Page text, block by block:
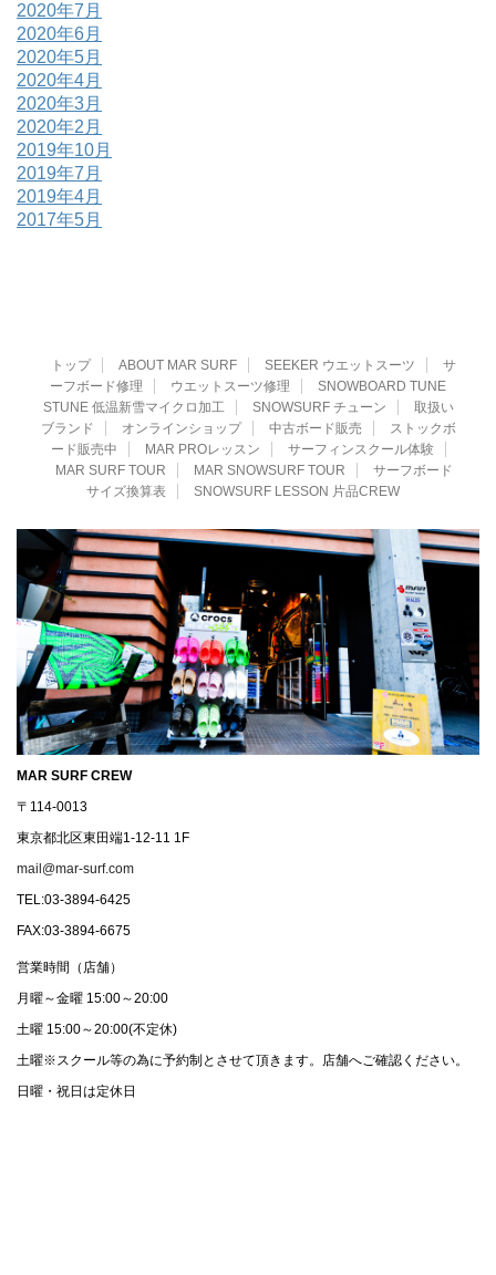
2020年7月
2020年6月
2020年5月
2020年4月
2020年3月
2020年2月
2019年10月
2019年7月
2019年4月
2017年5月
トップ ABOUT MAR SURF SEEKER ウエットスーツ
サ
ーフボード修理
ウエットスーツ修理
SNOWBOARD TUNE
STUNE 低温新雪マイクロ加工
SNOWSURF チューン
取扱い
ブランド
オンラインショップ 中古ボード販売
ストックボ
ード販売中
MAR PROレッスン
サーフィンスクール体験
MAR SURF TOUR
MAR SNOWSURF TOUR
サーフボード
サイズ換算表
SNOWSURF LESSON 片品CREW
MAR SURF CREW
〒114-0013
東京都北区東田端1-12-11 1F
mail@mar-surf.com
TEL:03-3894-6425
FAX:03-3894-6675
営業時間（店舗）
月曜～金曜 15:00～20:00
土曜 15:00～20:00(不定休)
土曜※スクール等の為に予約制とさせて頂きます。店舗へご確認ください。
日曜・祝日は定休日